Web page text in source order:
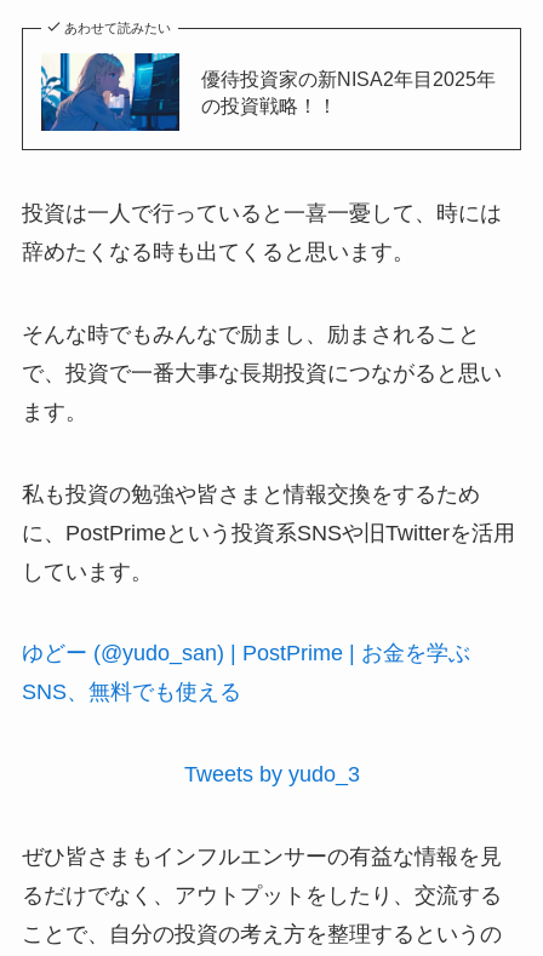
あわせて読みたい
優待投資家の新NISA2年目2025年
の投資戦略！！
投資は一人で行っていると一喜一憂して、時には
辞めたくなる時も出てくると思います。
そんな時でもみんなで励まし、励まされること
で、投資で一番大事な長期投資につながると思い
ます。
私も投資の勉強や皆さまと情報交換をするため
に、PostPrimeという投資系SNSや旧Twitterを活用
しています。
ゆどー (@yudo_san) | PostPrime | お金を学ぶ
SNS、無料でも使える
Tweets by yudo_3
ぜひ皆さまもインフルエンサーの有益な情報を見
るだけでなく、アウトプットをしたり、交流する
ことで、自分の投資の考え方を整理するというの